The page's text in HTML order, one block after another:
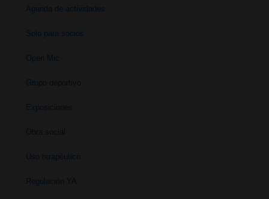
Agenda de actividades
Solo para socios
Open Mic
Grupo deportivo
Exposiciones
Obra social
Uso terapéutico
Regulación YA